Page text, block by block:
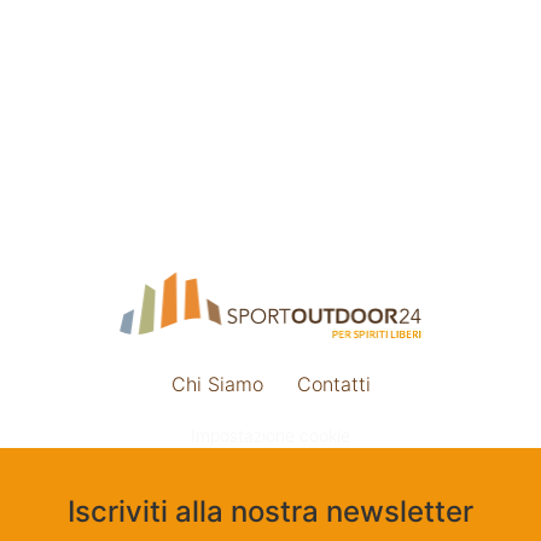
Chi Siamo Contatti
Iscriviti alla nostra newsletter